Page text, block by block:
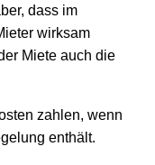
dass im
wirksam
Miete auch die
zahlen, wenn
enthält.